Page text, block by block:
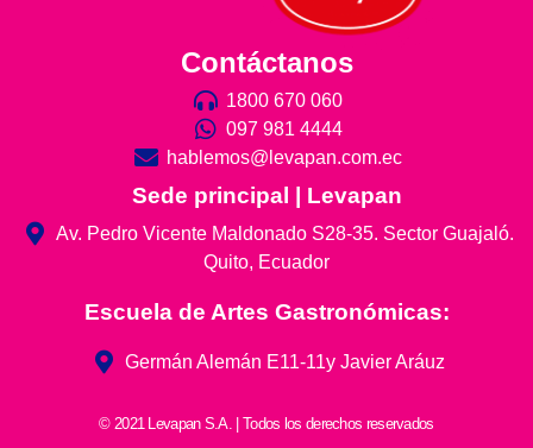
Contáctanos
1800 670 060
097 981 4444
hablemos@levapan.com.ec
Sede principal | Levapan
Av. Pedro Vicente Maldonado S28-35. Sector Guajaló.
Quito, Ecuador
Escuela de Artes Gastronómicas:
Germán Alemán E11-11y Javier Aráuz
© 2021 Levapan S.A. | Todos los derechos reservados